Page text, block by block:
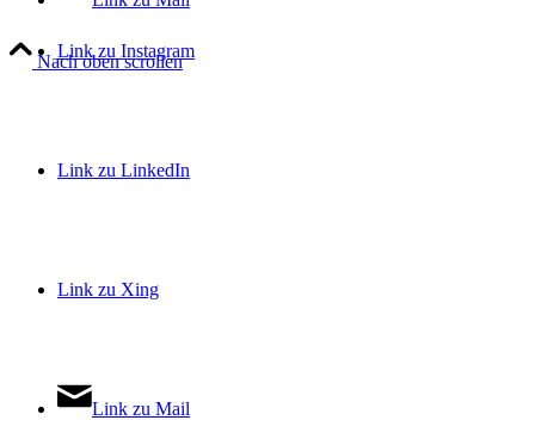
Link zu Instagram
Link zu LinkedIn
Link zu Xing
Link zu Mail
Nach oben scrollen